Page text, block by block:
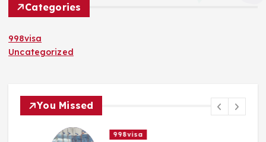
Categories
998visa
Uncategorized
You Missed
998visa